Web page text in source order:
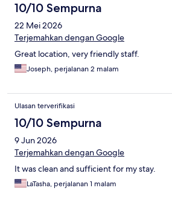
10/10 Sempurna
22 Mei 2026
Terjemahkan dengan Google
Great location, very friendly staff.
Joseph, perjalanan 2 malam
Ulasan terverifikasi
10/10 Sempurna
9 Jun 2026
Terjemahkan dengan Google
It was clean and sufficient for my stay.
LaTasha, perjalanan 1 malam